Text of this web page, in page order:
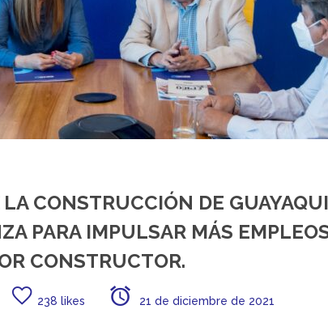
CONSTRUCCIÓN DE
PARA IMPULSAR MÁS
CONSTRUCTOR.
238 likes 21 de diciembre de 2021